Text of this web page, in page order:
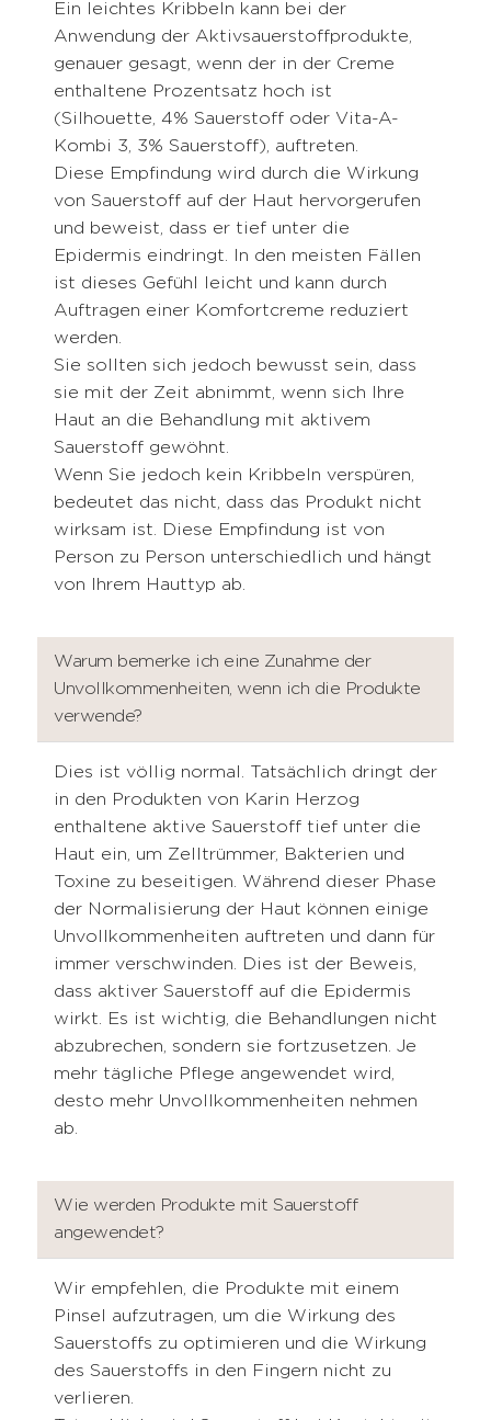
Ein leichtes Kribbeln kann bei der
Anwendung der Aktivsauerstoffprodukte,
genauer gesagt, wenn der in der Creme
enthaltene Prozentsatz hoch ist
(Silhouette, 4% Sauerstoff oder Vita-A-
Kombi 3, 3% Sauerstoff), auftreten.
Diese Empfindung wird durch die Wirkung
von Sauerstoff auf der Haut hervorgerufen
und beweist, dass er tief unter die
Epidermis eindringt. In den meisten Fällen
ist dieses Gefühl leicht und kann durch
Auftragen einer Komfortcreme reduziert
werden.
Sie sollten sich jedoch bewusst sein, dass
sie mit der Zeit abnimmt, wenn sich Ihre
Haut an die Behandlung mit aktivem
Sauerstoff gewöhnt.
Wenn Sie jedoch kein Kribbeln verspüren,
bedeutet das nicht, dass das Produkt nicht
wirksam ist. Diese Empfindung ist von
Person zu Person unterschiedlich und hängt
von Ihrem Hauttyp ab.
Warum bemerke ich eine Zunahme der
Unvollkommenheiten, wenn ich die Produkte
verwende?
Dies ist völlig normal. Tatsächlich dringt der
in den Produkten von Karin Herzog
enthaltene aktive Sauerstoff tief unter die
Haut ein, um Zelltrümmer, Bakterien und
Toxine zu beseitigen. Während dieser Phase
der Normalisierung der Haut können einige
Unvollkommenheiten auftreten und dann für
immer verschwinden. Dies ist der Beweis,
dass aktiver Sauerstoff auf die Epidermis
wirkt. Es ist wichtig, die Behandlungen nicht
abzubrechen, sondern sie fortzusetzen. Je
mehr tägliche Pflege angewendet wird,
desto mehr Unvollkommenheiten nehmen
ab.
Wie werden Produkte mit Sauerstoff
angewendet?
Wir empfehlen, die Produkte mit einem
Pinsel aufzutragen, um die Wirkung des
Sauerstoffs zu optimieren und die Wirkung
des Sauerstoffs in den Fingern nicht zu
verlieren.